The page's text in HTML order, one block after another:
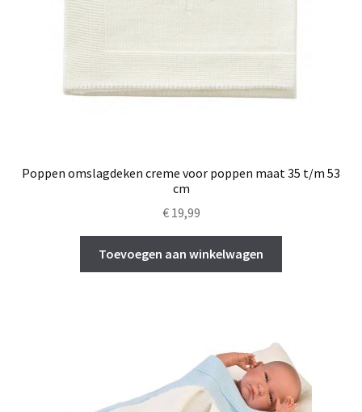
Poppen omslagdeken creme voor poppen maat 35 t/m 53
cm
€19,99
Toevoegen aan winkelwagen